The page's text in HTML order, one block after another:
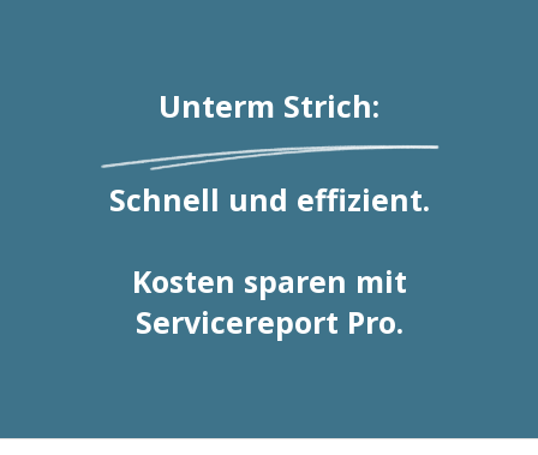
Unterm Strich:
Schnell und effizient.
Kosten sparen mit
Servicereport Pro.